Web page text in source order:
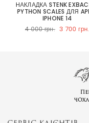
НАКЛАДКА STENK
PYTHON SCALES ДЛЯ
IPHONE 14
4 000 грн. 3 700 грн.